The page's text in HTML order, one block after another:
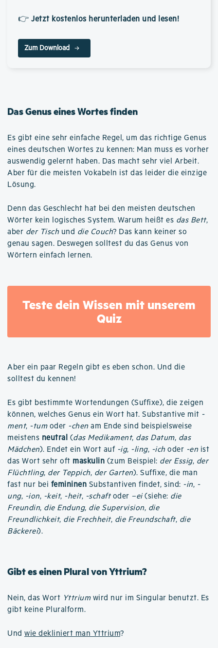
👉 Jetzt kostenlos herunterladen und lesen!
Zum Download
Das Genus eines Wortes finden
Es gibt eine sehr einfache Regel, um das richtige Genus
eines deutschen Wortes zu kennen: Man muss es vorher
auswendig gelernt haben. Das macht sehr viel Arbeit.
Aber für die meisten Vokabeln ist das leider die einzige
Lösung.
Denn das Geschlecht hat bei den meisten deutschen
Wörter kein logisches System. Warum heißt es das Bett,
aber der Tisch und die Couch? Das kann keiner so
genau sagen. Deswegen solltest du das Genus von
Wörtern einfach lernen.
Teste dein Wissen mit unserem
Quiz
Aber ein paar Regeln gibt es eben schon. Und die
solltest du kennen!
Es gibt bestimmte Wortendungen (Suffixe), die zeigen
können, welches Genus ein Wort hat. Substantive mit -
ment, -tumoder -chen am Ende sind beispielsweise
meistens neutral (das Medikament, das Datum, das
Mädchen). Endet ein Wort auf -ig, -ling, -ich oder -en ist
das Wort sehr oft maskulin (zum Beispiel: der Essig, der
Flüchtling, der Teppich, der Garten). Suffixe, die man
fast nur bei femininen Substantiven findet, sind: -in, -
ung, -ion, -keit, -heit, -schaftoder –ei(siehe: die
Freundin, die Endung, die Supervision, die
Freundlichkeit, die Frechheit, die Freundschaft, die
Bäckerei).
Gibt es einen Plural von Yttrium?
Nein, das Wort Yttriumwird nur im Singular benutzt. Es
gibt keine Pluralform.
Und wie dekliniert man Yttrium?